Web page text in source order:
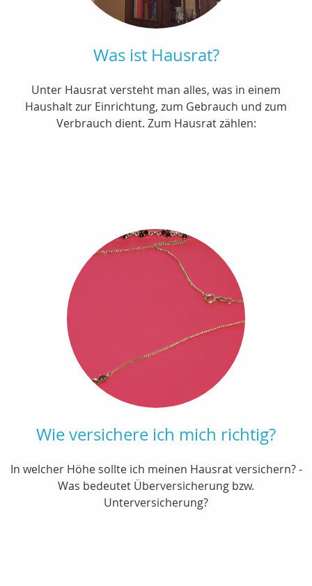
Was ist Hausrat?
Unter Hausrat versteht man alles, was in einem
Haushalt zur Einrichtung, zum Gebrauch und zum
Verbrauch dient. Zum Hausrat zählen:
Wie versichere ich mich richtig?
In welcher Höhe sollte ich meinen Hausrat versichern? -
Was bedeutet Überversicherung bzw.
Unterversicherung?